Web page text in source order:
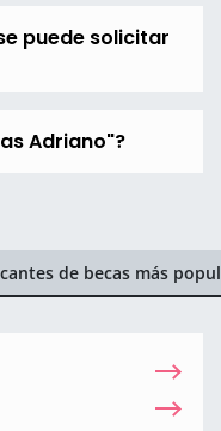
puede solicitar
Adriano"?
de becas más